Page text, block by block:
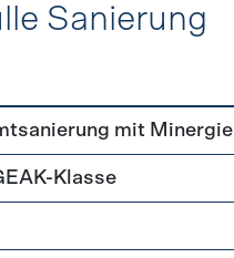
Sanierung
Sanierung
mit Minergie
Klasse